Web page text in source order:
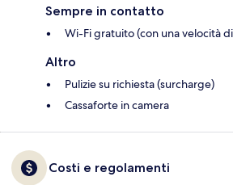
Sempre in contatto
Wi-Fi gratuito (con una velocità
Altro
Pulizie su richiesta (surcharge)
Cassaforte in camera
Costi e regolamenti